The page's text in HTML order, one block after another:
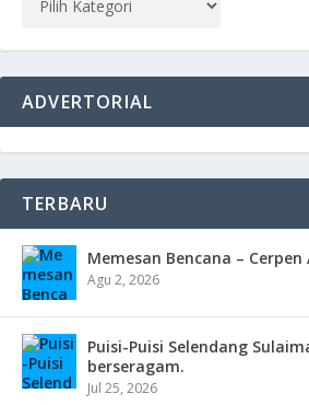
ADVERTORIAL
TERBARU
Memesan Bencana –
Agu 2, 2026
Puisi-Puisi Selendang
berseragam.
Jul 25, 2026